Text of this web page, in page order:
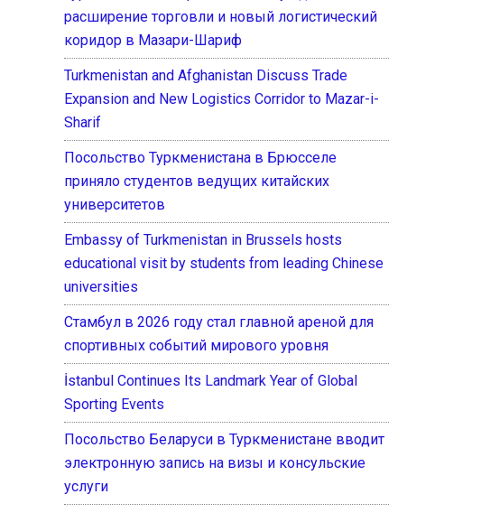
расширение торговли и новый логистический
коридор в Мазари-Шариф
Turkmenistan and Afghanistan Discuss Trade
Expansion and New Logistics Corridor to Mazar-i-
Sharif
Посольство Туркменистана в Брюсселе
приняло студентов ведущих китайских
университетов
Embassy of Turkmenistan in Brussels hosts
educational visit by students from leading Chinese
universities
Стамбул в 2026 году стал главной ареной для
спортивных событий мирового уровня
İstanbul Continues Its Landmark Year of Global
Sporting Events
Посольство Беларуси в Туркменистане вводит
электронную запись на визы и консульские
услуги